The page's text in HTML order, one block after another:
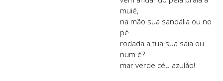
muié,
na mão sua sandália ou no
pé
rodada a tua sua saia ou
num é?
mar verde céu azulão!